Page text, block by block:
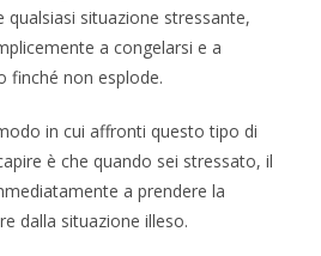
situazione stressante,
a congelarsi e a
finché non esplode.
in cui affronti questo tipo di
è che quando sei stressato, il
a prendere la
dalla situazione illeso.